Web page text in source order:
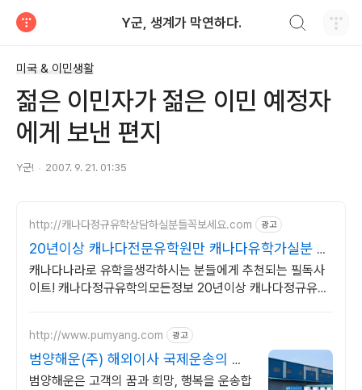
Y군, 생계가 막연하다.
미국 & 이민생활
젊은 이민자가 젊은 이민 예정자
에게 보낸 편지
Y군! 2007. 9. 21. 01:35
http://캐나다정규유학상담하실분들꼭보세요.com 광고
20년이상 캐나다전문유학원만 캐나다유학가실분 꼭
보세요!
캐나다나라로 유학을생각하시는 분들에게 추천되는 필독사
이트! 캐나다정규유학의모든정보 20년이상 캐나다정규유학
http://www.pumyang.com 광고
범양해운(주) 해외이사 국제운송의 해
결사
범양해운은 고객의 꿈과 희망, 행복을 운송합